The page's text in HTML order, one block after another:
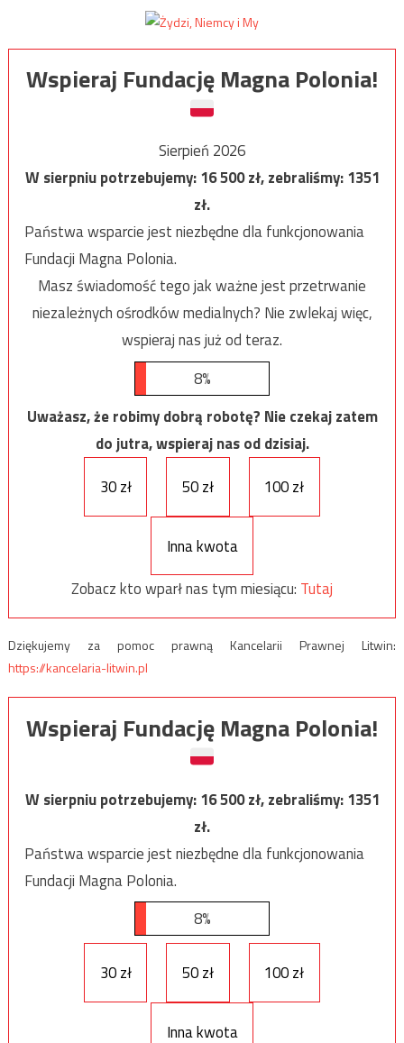
Wspieraj Fundację Magna Polonia!
Sierpień 2026
W sierpniu potrzebujemy:16 500zł, zebraliśmy:1351
zł.
Państwa wsparcie jest niezbędne dla funkcjonowania
Fundacji Magna Polonia.
Masz świadomość tego jak ważne jest przetrwanie
niezależnych ośrodków medialnych? Nie zwlekaj więc,
wspieraj nas już od teraz.
8%
Uważasz, że robimy dobrą robotę? Nie czekaj zatem
do jutra, wspieraj nas od dzisiaj.
30 zł
50 zł 100 zł
Inna kwota
Zobacz kto wparł nas tym miesiącu: Tutaj
Dziękujemy za pomoc prawną Kancelarii Prawnej Litwin:
https://kancelaria-litwin.pl
Wspieraj Fundację Magna Polonia!
W sierpniu potrzebujemy:16 500zł, zebraliśmy:1351
zł.
Państwa wsparcie jest niezbędne dla funkcjonowania
Fundacji Magna Polonia.
8%
30 zł 50 zł 100 zł
Inna kwota